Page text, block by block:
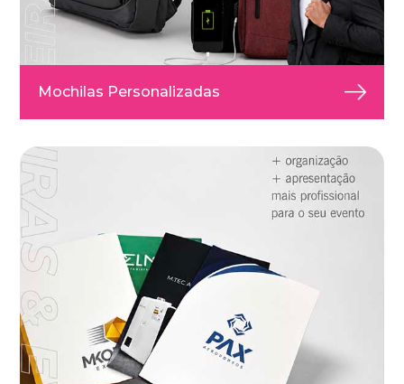
Mochilas Personalizadas